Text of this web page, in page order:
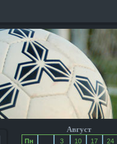
Август
Пн 3 10 17 24